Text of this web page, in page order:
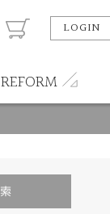
LOGIN
REFORM